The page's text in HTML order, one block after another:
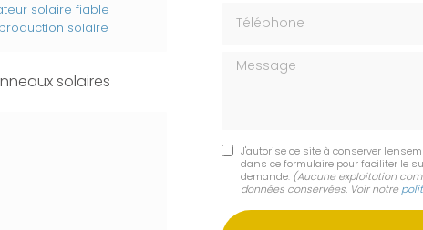
solaire fiable
solaire
solaires
Message
J'autorise ce site à conserver
dans ce formulaire pour faciliter le
demande. (Aucune exploitation
données conservées. Voir notre